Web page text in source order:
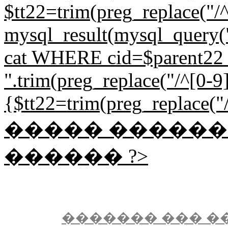
cat WHERE
".trim(preg_replace("/^[0-
�����
������ ?>
������� ���